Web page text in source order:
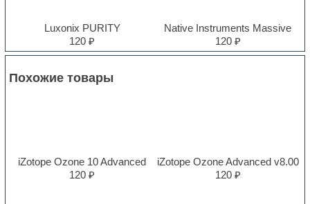
Luxonix PURITY
120 ₽
Native Instruments Massive
120 ₽
Похожие товары
iZotope Ozone 10 Advanced
120 ₽
iZotope Ozone Advanced v8.00
120 ₽